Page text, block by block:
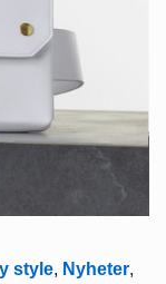
style, Nyheter,